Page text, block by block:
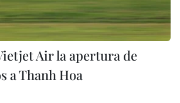
Air la apertura de
a Thanh Hoa